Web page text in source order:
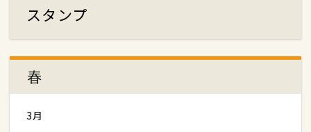
スタンプ
春
3月